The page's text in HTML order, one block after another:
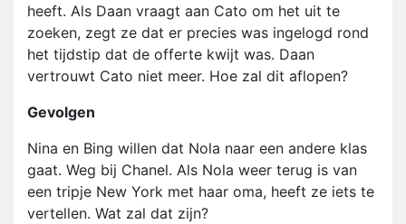
heeft. Als Daan vraagt aan Cato om het uit te
zoeken, zegt ze dat er precies was ingelogd rond
het tijdstip dat de offerte kwijt was. Daan
vertrouwt Cato niet meer. Hoe zal dit aflopen?
Gevolgen
Nina en Bing willen dat Nola naar een andere klas
gaat. Weg bij Chanel. Als Nola weer terug is van
een tripje New York met haar oma, heeft ze iets te
vertellen. Wat zal dat zijn?